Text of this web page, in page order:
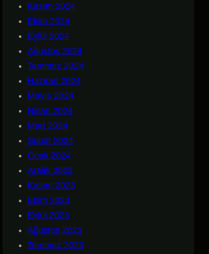
Kasım 2024
Ekim 2024
Eylül 2024
Ağustos 2024
Temmuz 2024
Haziran 2024
Mayıs 2024
Nisan 2024
Mart 2024
Şubat 2024
Ocak 2024
Aralık 2023
Kasım 2023
Ekim 2023
Eylül 2023
Ağustos 2023
Temmuz 2023